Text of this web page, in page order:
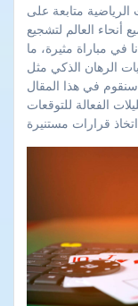
الرياضية متابعة على
العالم لتشجيع
وغانا في مباراة مثيرة، ما
الرهان الذكي مثل
في هذا المقال
الفعالة للتوقعات